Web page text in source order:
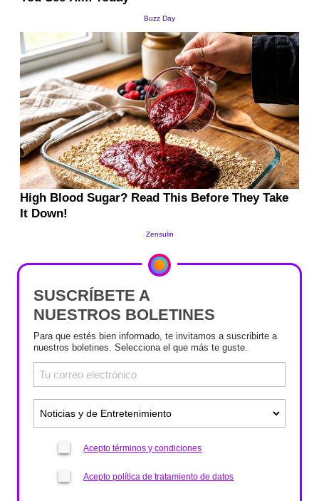
SUSCRÍBETE A
NUESTROS BOLETINES
Para que estés bien informado, te invitamos a suscribirte a
nuestros boletines. Selecciona el que más te guste.
Acepto términos y condiciones
Acepto política de tratamiento de datos